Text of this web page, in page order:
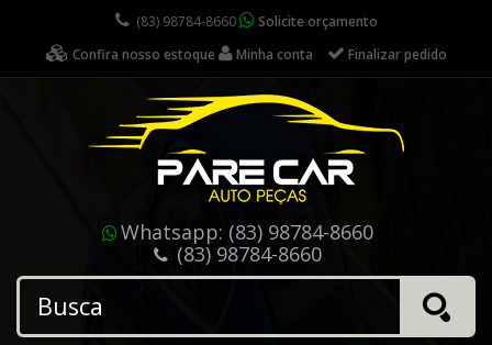
(83) 98784-8660
Solicite orçamento
Confira nosso estoque
Minha conta Finalizar pedido
Whatsapp: (83) 98784-8660
(83) 98784-8660